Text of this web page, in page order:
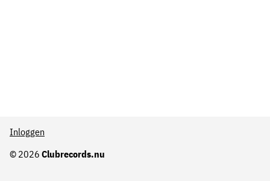
© 2026 Clubrecords.nu
Inloggen